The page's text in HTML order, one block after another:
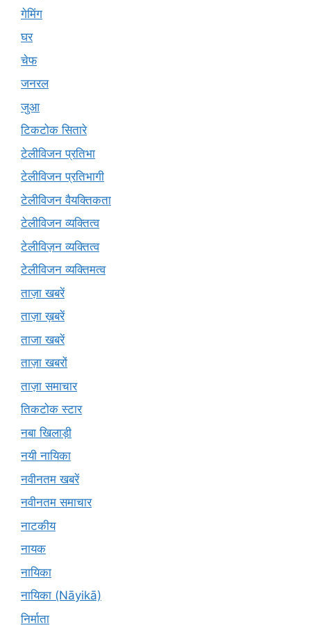
गेमिंग
घर
चेफ
जनरल
जुआ
टिकटोक सितारे
टेलीविजन प्रतिभा
टेलीविजन प्रतिभागी
टेलीविजन वैयक्तिकता
टेलीविजन व्यक्तित्व
टेलीविज़न व्यक्तित्व
टेलीविजन व्यक्तिमत्व
ताज़ा खबरें
ताज़ा ख़बरें
ताजा खबरें
ताज़ा खबरों
ताज़ा समाचार
तिकटोक स्टार
नबा खिलाड़ी
नयी नायिका
नवीनतम खबरें
नवीनतम समाचार
नाटकीय
नायक
नायिका
नायिका (Nāyikā)
निर्माता